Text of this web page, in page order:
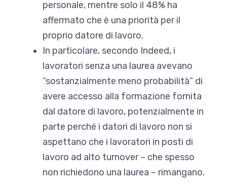
personale, mentre solo il 48% ha
affermato che è una priorità per il
proprio datore di lavoro.
In particolare, secondo Indeed, i
lavoratori senza una laurea avevano
“sostanzialmente meno probabilità” di
avere accesso alla formazione fornita
dal datore di lavoro, potenzialmente in
parte perché i datori di lavoro non si
aspettano che i lavoratori in posti di
lavoro ad alto turnover – che spesso
non richiedono una laurea – rimangano.